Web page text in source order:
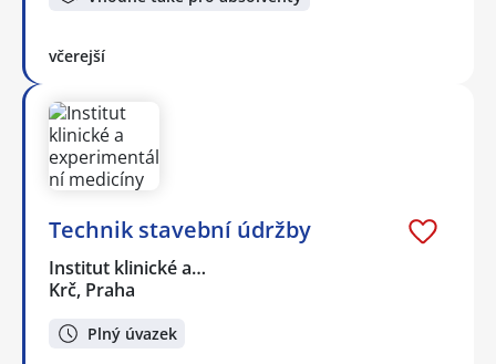
včerejší
Technik stavební údržby
Institut klinické a…
Krč, Praha
Plný úvazek